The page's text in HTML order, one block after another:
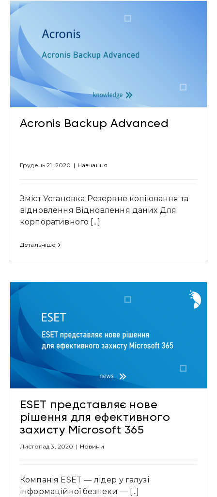
Acronis Backup Advanced
Грудень 21, 2020 | Навчання
Зміст Установка Резервне копіювання та
відновлення Відновлення даних Для
корпоративного [...]
Детальніше
ESET представляє нове
рішення для ефективного
захисту Microsoft 365
Листопад 3, 2020 | Новини
Компанія ESET — лідер у галузі
інформаційної безпеки — [...]